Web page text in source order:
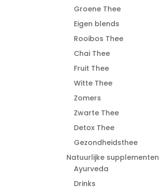
Groene Thee
Eigen blends
Rooibos Thee
Chai Thee
Fruit Thee
Witte Thee
Zomers
Zwarte Thee
Detox Thee
Gezondheidsthee
Natuurlijke supplementen
Ayurveda
Drinks